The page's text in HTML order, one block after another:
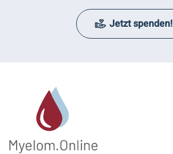
Jetzt spenden!